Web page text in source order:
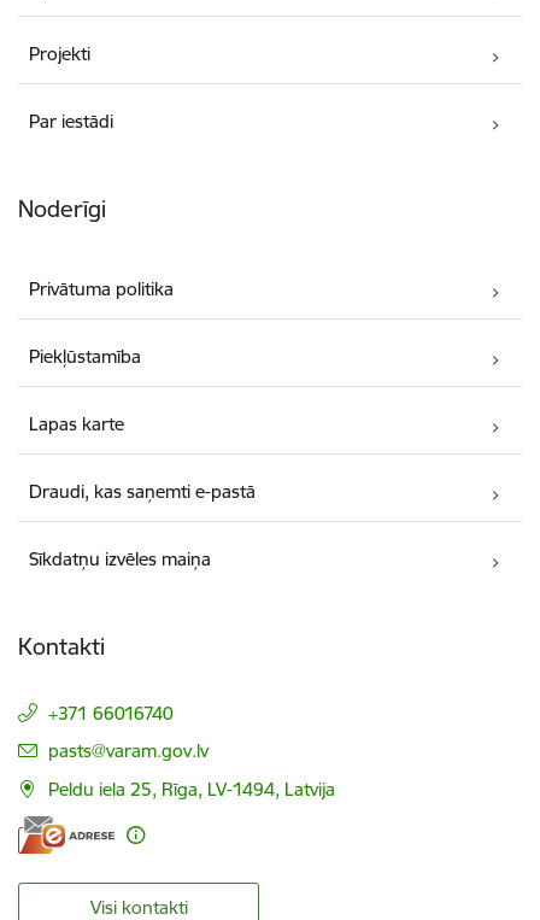
Projekti
Par iestādi
Noderīgi
Privātuma politika
Piekļūstamība
Lapas karte
Draudi, kas saņemti e-pastā
Sīkdatņu izvēles maiņa
Kontakti
+371 66016740
E-pasts:
pasts@varam.gov.lv
Peldu iela 25, Rīga, LV-1494, Latvija
Visi kontakti